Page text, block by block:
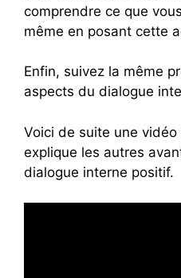
comprendre ce que
même en posant cette
Enfin, suivez la même
aspects du dialogue
Voici de suite une
explique les autres
dialogue interne positif.